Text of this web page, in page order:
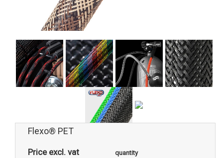
Flexo® PET
Price excl. vat quantity